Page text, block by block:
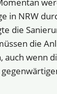
in NRW
die
die
auch wenn